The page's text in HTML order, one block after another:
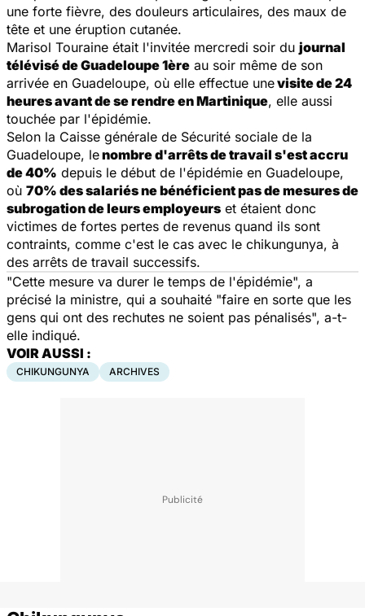
une forte fièvre, des douleurs articulaires, des maux de
tête et une éruption cutanée.
Marisol Touraine était l'invitée mercredi soir du journal
télévisé de Guadeloupe 1ère au soir même de son
arrivée en Guadeloupe, où elle effectue unevisite de 24
heures avant de se rendre en Martinique, elle aussi
touchée par l'épidémie.
Selon la Caisse générale de Sécurité sociale de la
Guadeloupe, lenombre d'arrêts de travail s'est accru
de 40% depuis le début de l'épidémie en Guadeloupe,
où 70% des salariés ne bénéficient pas de mesures de
subrogation de leurs employeurs et étaient donc
victimes de fortes pertes de revenus quand ils sont
contraints, comme c'est le cas avec le chikungunya, à
des arrêts de travail successifs.
"Cette mesure va durer le temps de l'épidémie", a
précisé la ministre, qui a souhaité "faire en sorte que les
gens qui ont des rechutes ne soient pas pénalisés", a-t-
elle indiqué.
VOIR AUSSI :
CHIKUNGUNYA ARCHIVES